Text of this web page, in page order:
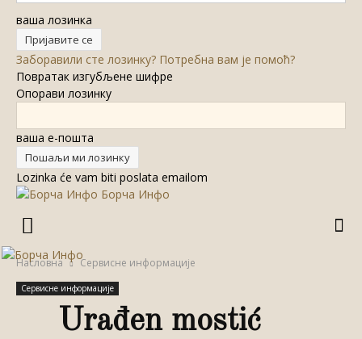
ваша лозинка
Заборавили сте лозинку? Потребна вам је помоћ?
Повратак изгубљене шифре
Опорави лозинку
ваша е-пошта
Lozinka će vam biti poslata emailom
Борча Инфо
Насловна Сервисне информације
Сервисне информације
Urađen mostić